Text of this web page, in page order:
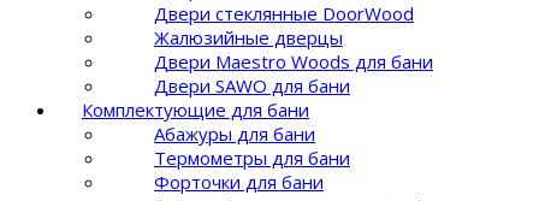
Двери стеклянные DoorWood
Жалюзийные дверцы
Двери Maestro Woods для бани
Двери SAWO для бани
Комплектующие для бани
Абажуры для бани
Термометры для бани
Форточки для бани